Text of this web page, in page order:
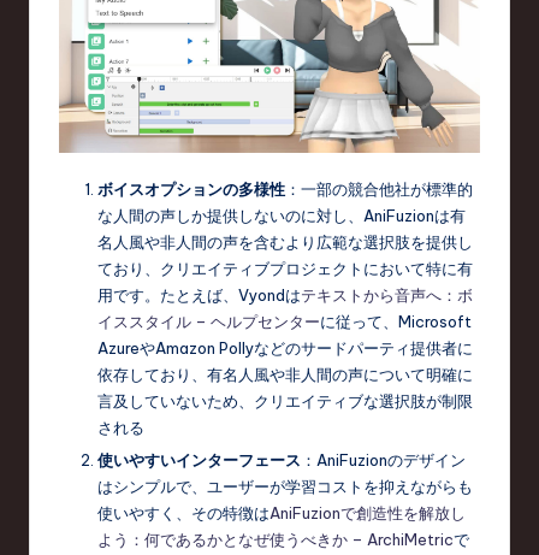
ボイスオプションの多様性 ：一部の競合他社が標準的
な人間の声しか提供しないのに対し、AniFuzionは有
名人風や非人間の声を含むより広範な選択肢を提供し
ており、クリエイティブプロジェクトにおいて特に有
用です。たとえば、Vyondはテキストから音声へ：ボ
イススタイル – ヘルプセンターに従って、Microsoft
AzureやAmazon Pollyなどのサードパーティ提供者に
依存しており、有名人風や非人間の声について明確に
言及していないため、クリエイティブな選択肢が制限
される
使いやすいインターフェース ：AniFuzionのデザイン
はシンプルで、ユーザーが学習コストを抑えながらも
使いやすく、その特徴はAniFuzionで創造性を解放し
よう：何であるかとなぜ使うべきか – ArchiMetricで